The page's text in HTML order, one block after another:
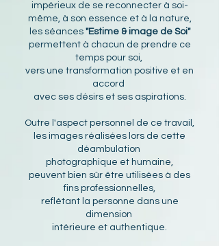
impérieux de se reconnecter à soi-
même, à son essence et à la nature,
les séances "Estime & image de Soi"
permettent à chacun de prendre ce
temps pour soi,
vers une transformation positive et en
accord
avec ses désirs et ses aspirations.
Outre l'aspect personnel de ce travail,
les images réalisées lors de cette
déambulation
photographique et humaine,
peuvent bien sûr être utilisées à des
fins professionnelles,
reflétant la personne dans une
dimension
intérieure et authentique.